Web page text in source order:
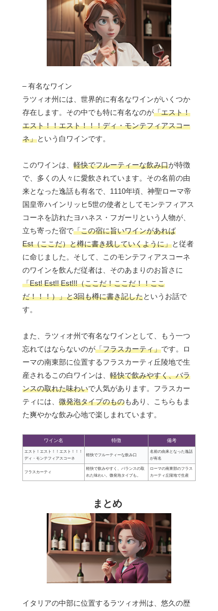
– 有名なワイン
ラツィオ州には、世界的に有名なワインがいくつか
存在します。その中でも特に有名なのが「エスト！
エスト！！エスト！！！ディ・モンテフィアスコー
ネ」という白ワインです。
このワインは、 軽快でフルーティーな飲み口が特徴
で、多くの人々に愛飲されています。その名前の由
来となった逸話も有名で、1110年頃、神聖ローマ帝
国皇帝ハインリッヒ5世の使者としてモンテフィアス
コーネを訪れたヨハネス・フガーリという人物が、
立ち寄った宿で「この宿に旨いワインがあれば
Est（ここだ）と樽に書き残していくように」と従者
に命じました。そして、このモンテフィアスコーネ
のワインを飲んだ従者は、そのあまりのお旨さに
「Est! Est!! Est!!!（ここだ！ここだ！！ここ
だ！！！）」と3回も樽に書き記したというお話で
す。
また、ラツィオ州で有名なワインとして、もう一つ
忘れてはならないのが「フラスカーティ」です。ロ
ーマの南東部に位置するフラスカーティ丘陵地で生
産されるこの白ワインは、 軽快で飲みやすく、バラ
ンスの取れた味わいで人気があります。フラスカー
ティには、 微発泡タイプのものもあり、こちらもま
た爽やかな飲み心地で楽しまれています。
ワイン名 特徴 備考
エスト！エスト！！エスト！！！
ディ・モンテフィアスコーネ
軽快でフルーティーな飲み口
名前の由来となった逸話
が有名
フラスカーティ
軽快で飲みやすく、バランスの取
れた味わい。微発泡タイプも。
ローマの南東部のフラス
カーティ丘陵地で生産
まとめ
イタリアの中部に位置するラツィオ州は、悠久の歴